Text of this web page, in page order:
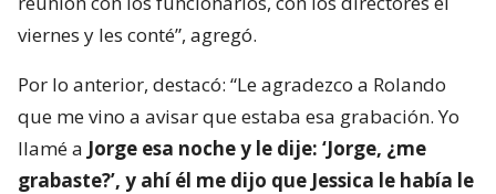
viernes y les conté”, agregó.
Por lo anterior, destacó: “Le agradezco a Rolando
que me vino a avisar que estaba esa grabación. Yo
llamé a Jorge esa noche y le dije: ‘Jorge, ¿me
grabaste?’, y ahí él me dijo que Jessica le había le